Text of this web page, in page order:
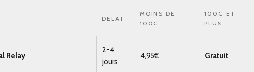
DÉLAI
MOINS DE
100€
100€ ET
PLUS
Relay
2-4
jours
4,95€ Gratuit